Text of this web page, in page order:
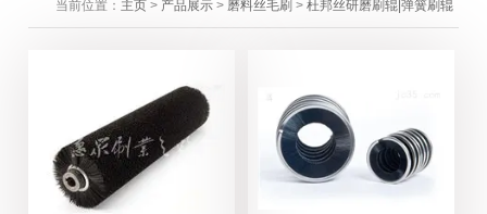
当前位置： 主页 > 产品展示 > 磨料丝毛刷 >杜邦丝研磨刷辊|弹簧刷辊